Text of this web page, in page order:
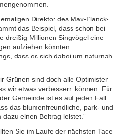
Direktor des Max-Planck-
das Beispiel, dass schon bei
dreißig Millionen Singvögel eine
aufziehen könnten.
dass es sich dabei um naturnah
Grünen sind doch alle Optimisten
wir etwas verbessern können. Für
Gemeinde ist es auf jeden Fall
das blumenfreundliche, park- und
einen Beitrag leistet.“
Sie im Laufe der nächsten Tage